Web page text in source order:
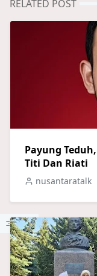
RELATED POST
Payung
Titi Dan Riati
nusantaratalk